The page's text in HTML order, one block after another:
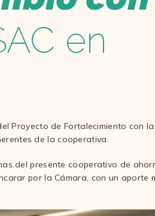
en
Proyecto de Fortalecimiento con
de la cooperativa.
del presente cooperativo de
por la Cámara, con un aporte